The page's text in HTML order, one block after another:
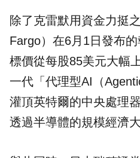
除了克雷默用資金力挺
Fargo）在6月1日發布
標價從每股85美元大幅
一代「代理型AI（
灌頂英特爾的中央處理
透過半導體的規模經濟大